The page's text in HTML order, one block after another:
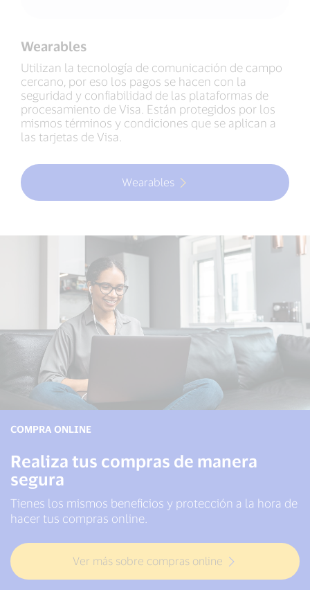
Wearables
Utilizan la tecnología de comunicación de campo
cercano, por eso los pagos se hacen con la
seguridad y confiabilidad de las plataformas de
procesamiento de Visa. Están protegidos por los
mismos términos y condiciones que se aplican a
las tarjetas de Visa.
Wearables
COMPRA ONLINE
Realiza tus compras de manera
segura
Tienes los mismos beneficios y protección a la hora de
hacer tus compras online.
Ver más sobre compras online